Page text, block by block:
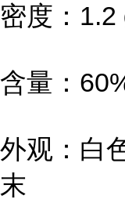
密度：1.2
含量：
外观：白
末